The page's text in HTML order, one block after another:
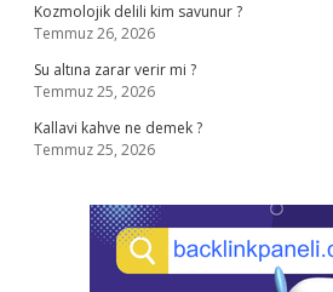
Kozmolojik delili kim savunur ?
Temmuz 26, 2026
Su altına zarar verir mi ?
Temmuz 25, 2026
Kallavi kahve ne demek ?
Temmuz 25, 2026